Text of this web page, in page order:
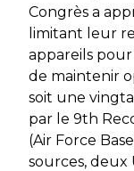
Congrès a
limitant leur
appareils pour
de maintenir
soit une
par le 9th
(Air Force
sources, deux